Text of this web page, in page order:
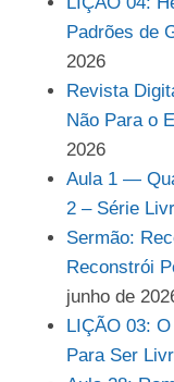
Padrões de
2026
Revista
Não Para o
2026
Aula 1 —
2 – Série
Sermão:
Reconstrói
junho de
LIÇÃO 03:
Para Ser